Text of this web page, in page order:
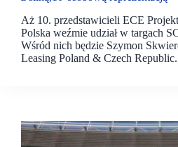
Aż 10. przedstawicieli ECE
Polska weźmie udział w targach
Wśród nich będzie Szymon
Leasing Poland & Czech Republic.